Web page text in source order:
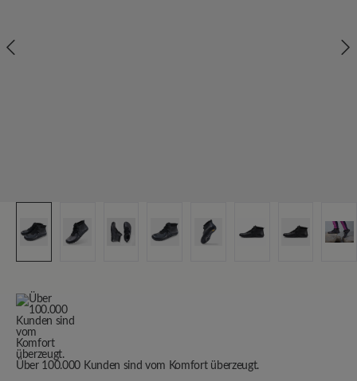
Über 100.000 Kunden sind vom Komfort überzeugt.